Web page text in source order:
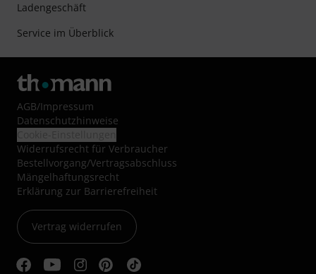
Ladengeschäft
Service im Überblick
AGB/Impressum
Datenschutzhinweise
Widerrufsrecht für Verbraucher
Bestellvorgang/Vertragsabschluss
Mängelhaftungsrecht
Erklärung zur Barrierefreiheit
Vertrag widerrufen